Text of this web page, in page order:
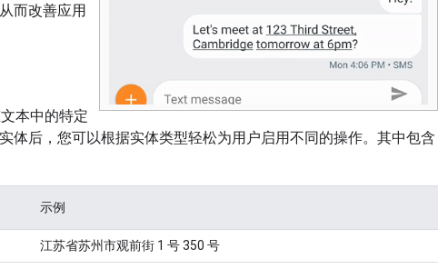
而改善应用
本中的特定
体后，您可以根据实体类型轻松为用户启用不同的操作。其中包含
示例
江苏省苏州市观前街 1 号 350 号